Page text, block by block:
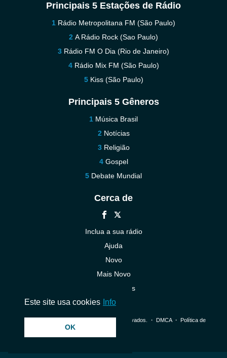
Principais 5 Estações de Rádio
Rádio Metropolitana FM (São Paulo)
A Rádio Rock (Sao Paulo)
Rádio FM O Dia (Rio de Janeiro)
Rádio Mix FM (São Paulo)
Kiss (São Paulo)
Principais 5 Gêneros
Música Brasil
Notícias
Religião
Gospel
Debate Mundial
Cerca de
Inclua a sua rádio
Ajuda
Novo
Mais Novo
Contacte-nos
© 2026 InstantAudio. Todos os direitos reservados. ・ DMCA・ Política de
Este site usa cookies Info
OK